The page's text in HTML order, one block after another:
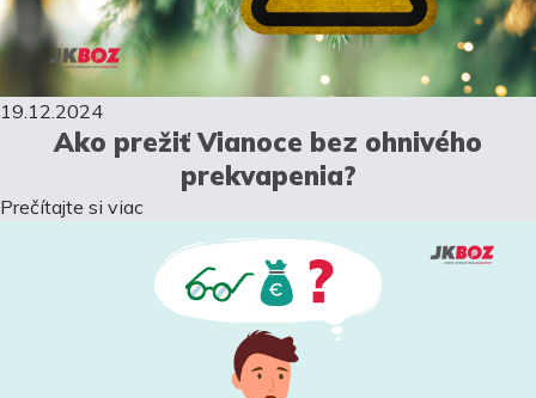
19.12.2024
Ako prežiť Vianoce bez ohnivého
prekvapenia?
Prečítajte si viac